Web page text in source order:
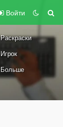
Войти
Раскраски
Игрок
Больше